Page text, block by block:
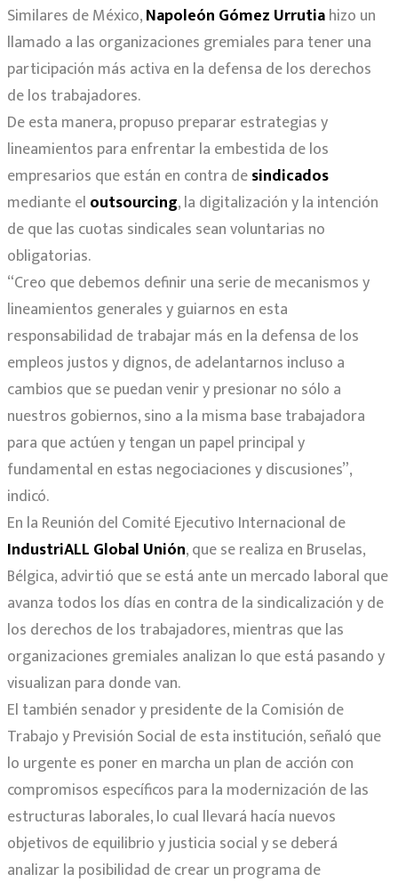
Similares de México,Napoleón Gómez Urrutiahizo un
llamado a las organizaciones gremiales para tener una
participación más activa en la defensa de los derechos
de los trabajadores.
De esta manera, propuso preparar estrategias y
lineamientos para enfrentar la embestida de los
empresarios que están en contra desindicados
mediante el outsourcing, la digitalización y la intención
de que las cuotas sindicales sean voluntarias no
obligatorias.
“Creo que debemos definir una serie de mecanismos y
lineamientos generales y guiarnos en esta
responsabilidad de trabajar más en la defensa de los
empleos justos y dignos, de adelantarnos incluso a
cambios que se puedan venir y presionar no sólo a
nuestros gobiernos, sino a la misma base trabajadora
para que actúen y tengan un papel principal y
fundamental en estas negociaciones y discusiones”,
indicó.
En la Reunión del Comité Ejecutivo Internacional de
IndustriALL Global Unión, que se realiza en Bruselas,
Bélgica, advirtió que se está ante un mercado laboral que
avanza todos los días en contra de la sindicalización y de
los derechos de los trabajadores, mientras que las
organizaciones gremiales analizan lo que está pasando y
visualizan para donde van.
El también senador y presidente de la Comisión de
Trabajo y Previsión Social de esta institución, señaló que
lo urgente es poner en marcha un plan de acción con
compromisos específicos para la modernización de las
estructuras laborales, lo cual llevará hacía nuevos
objetivos de equilibrio y justicia social y se deberá
analizar la posibilidad de crear un programa de